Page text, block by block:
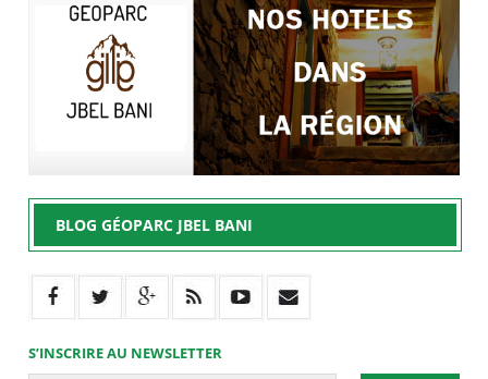
BLOG GÉOPARC JBEL BANI
S’INSCRIRE AU NEWSLETTER